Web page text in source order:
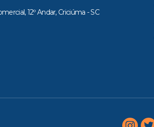
12º Andar, Criciúma - SC